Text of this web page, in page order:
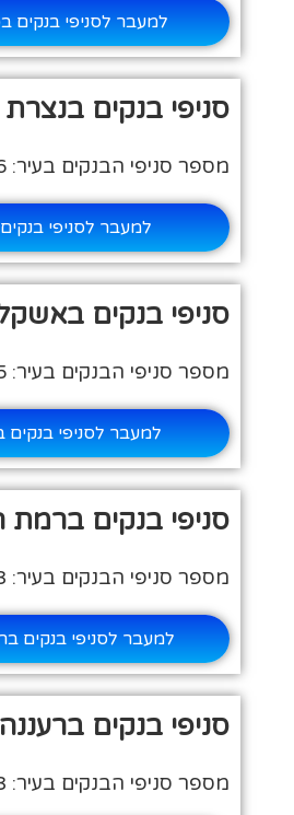
למעבר לסניפי בנקים
סניפי בנקים בנצרת
מספר סניפי הבנקים בעיר: 16
למעבר לסניפי
סניפי בנקים
מספר סניפי הבנקים בעיר: 15
למעבר לסניפי בנקים
סניפי בנקים ברמת
מספר סניפי הבנקים בעיר: 13
למעבר לסניפי בנקים
סניפי בנקים ברעננה
מספר סניפי הבנקים בעיר: 13